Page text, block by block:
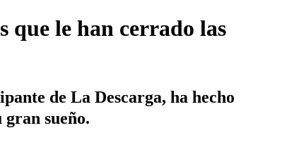
que le han cerrado las
de La Descarga, ha hecho
sueño.